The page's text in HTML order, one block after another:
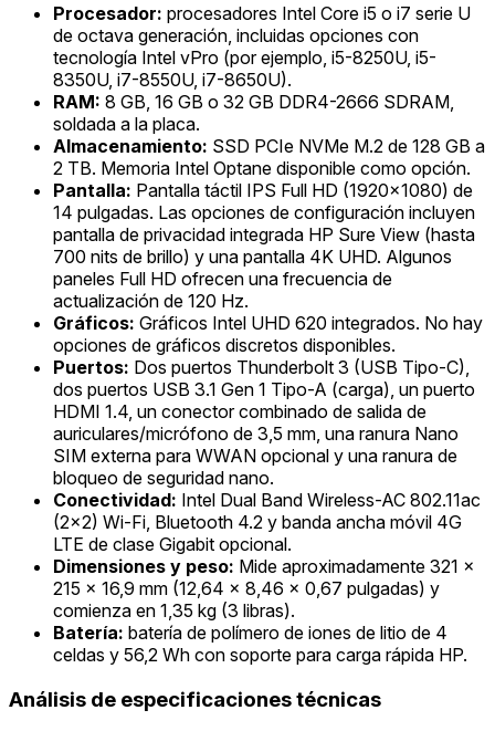
Procesador: procesadores Intel Core i5 o i7 serie U
de octava generación, incluidas opciones con
tecnología Intel vPro (por ejemplo, i5-8250U, i5-
8350U, i7-8550U, i7-8650U).
RAM: 8 GB, 16 GB o 32 GB DDR4-2666 SDRAM,
soldada a la placa.
Almacenamiento: SSD PCIe NVMe M.2 de 128 GB a
2 TB. Memoria Intel Optane disponible como opción.
Pantalla: Pantalla táctil IPS Full HD (1920x1080) de
14 pulgadas. Las opciones de configuración incluyen
pantalla de privacidad integrada HP Sure View (hasta
700 nits de brillo) y una pantalla 4K UHD. Algunos
paneles Full HD ofrecen una frecuencia de
actualización de 120 Hz.
Gráficos: Gráficos Intel UHD 620 integrados. No hay
opciones de gráficos discretos disponibles.
Puertos: Dos puertos Thunderbolt 3 (USB Tipo-C),
dos puertos USB 3.1 Gen 1 Tipo-A (carga), un puerto
HDMI 1.4, un conector combinado de salida de
auriculares/micrófono de 3,5 mm, una ranura Nano
SIM externa para WWAN opcional y una ranura de
bloqueo de seguridad nano.
Conectividad: Intel Dual Band Wireless-AC 802.11ac
(2x2) Wi-Fi, Bluetooth 4.2 y banda ancha móvil 4G
LTE de clase Gigabit opcional.
Dimensiones y peso: Mide aproximadamente 321 x
215 x 16,9 mm (12,64 x 8,46 x 0,67 pulgadas) y
comienza en 1,35 kg (3 libras).
Batería: batería de polímero de iones de litio de 4
celdas y 56,2 Wh con soporte para carga rápida HP.
Análisis de especificaciones técnicas